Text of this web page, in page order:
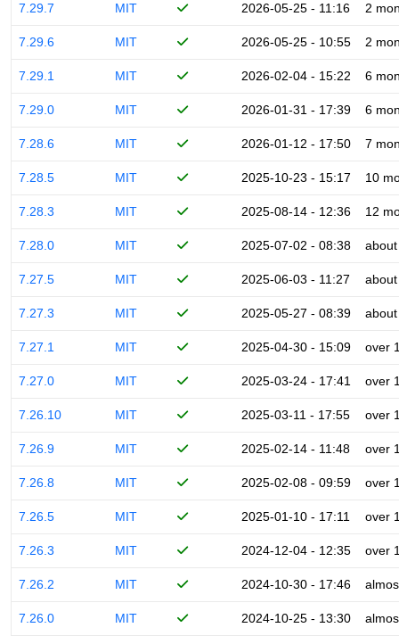
7.29.7 MIT 2026-05-25 - 11:16 2
7.29.6 MIT 2026-05-25 - 10:55 2
7.29.1 MIT 2026-02-04 - 15:22 6
7.29.0 MIT 2026-01-31 - 17:39 6
7.28.6 MIT 2026-01-12 - 17:50 7
7.28.5 MIT 2025-10-23 - 15:17 10
7.28.3 MIT 2025-08-14 - 12:36 12
7.28.0 MIT 2025-07-02 - 08:38
7.27.5 MIT 2025-06-03 - 11:27
7.27.3 MIT 2025-05-27 - 08:39
7.27.1 MIT 2025-04-30 - 15:09 over
7.27.0 MIT 2025-03-24 - 17:41 over
7.26.10 MIT 2025-03-11 - 17:55 over
7.26.9 MIT 2025-02-14 - 11:48 over
7.26.8 MIT 2025-02-08 - 09:59 over
7.26.5 MIT 2025-01-10 - 17:11 over
7.26.3 MIT 2024-12-04 - 12:35 over
7.26.2 MIT 2024-10-30 - 17:46
7.26.0 MIT 2024-10-25 - 13:30